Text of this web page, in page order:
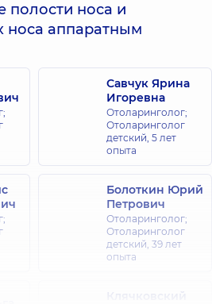
носа и
носа аппаратным
Савчук Ярина
Игоревна
Отоларинголог;
Отоларинголог
детский, 5 лет
опыта
Болоткин Юрий
Петрович
Отоларинголог;
Отоларинголог
детский, 39 лет
опыта